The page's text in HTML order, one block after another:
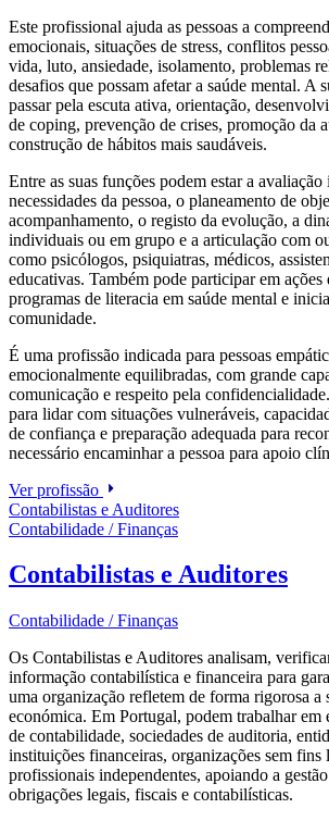
Este profissional ajuda as pessoas a
emocionais, situações de stress, conflitos
vida, luto, ansiedade, isolamento, problemas
desafios que possam afetar a saúde mental. A
passar pela escuta ativa, orientação,
de coping, prevenção de crises, promoção da
construção de hábitos mais saudáveis.
Entre as suas funções podem estar a
necessidades da pessoa, o planeamento de
acompanhamento, o registo da evolução, a
individuais ou em grupo e a articulação com
como psicólogos, psiquiatras, médicos,
educativas. Também pode participar em ações
programas de literacia em saúde mental e
comunidade.
É uma profissão indicada para pessoas
emocionalmente equilibradas, com grande
comunicação e respeito pela
para lidar com situações vulneráveis,
de confiança e preparação adequada para
necessário encaminhar a pessoa para apoio
Ver profissão
Contabilistas e Auditores
Contabilidade / Finanças
Contabilistas e Auditores
Contabilidade / Finanças
Os Contabilistas e Auditores analisam,
informação contabilística e financeira para
uma organização refletem de forma rigorosa a
económica. Em Portugal, podem trabalhar em
de contabilidade, sociedades de auditoria,
instituições financeiras, organizações sem
profissionais independentes, apoiando a
obrigações legais, fiscais e contabilísticas.